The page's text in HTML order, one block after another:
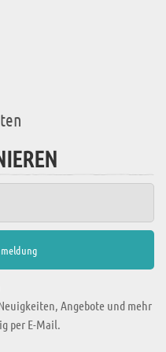
Angebote und mehr
per E-Mail.